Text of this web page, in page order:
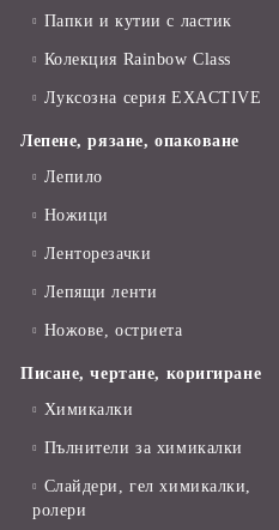
Папки и кутии с ластик
Колекция Rainbow Class
Луксозна серия EXACTIVE
Лепене, рязане, опаковане
Лепило
Ножици
Ленторезачки
Лепящи ленти
Ножове, остриета
Писане, чертане, коригиране
Химикалки
Пълнители за химикалки
Слайдери, гел химикалки,
ролери